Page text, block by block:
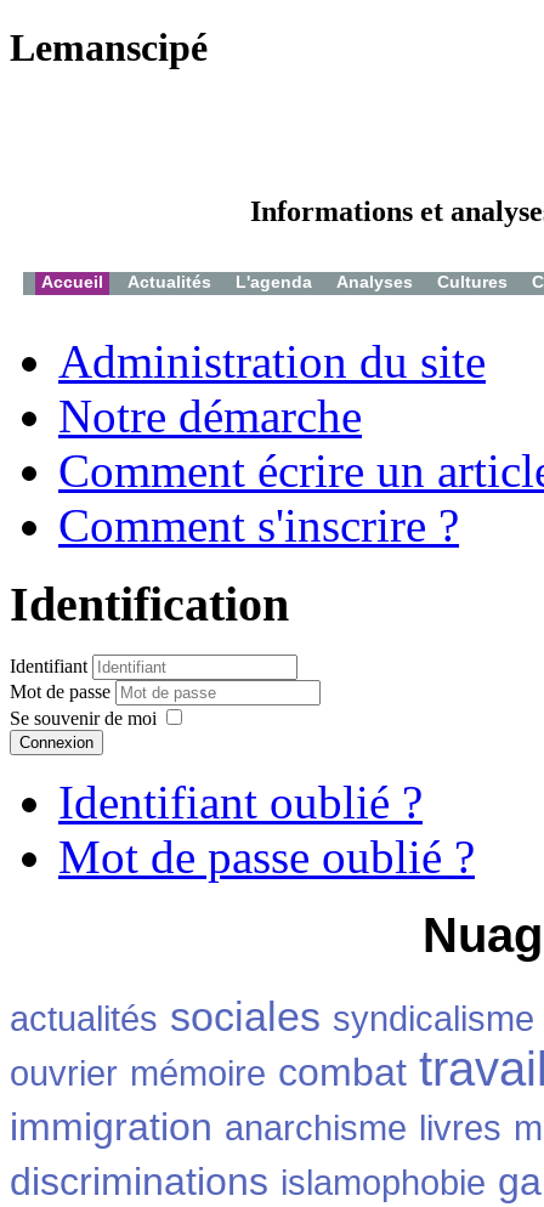
Lemanscipé
Informations et
Accueil Actualités L'agenda Analyses Cultures
Administration du site
Notre démarche
Comment écrire un
Comment s'inscrire ?
Identification
Identifiant
Mot de passe
Se souvenir de moi
Connexion
Identifiant oublié ?
Mot de passe oublié ?
actualités sociales syndicalisme
ouvrier mémoire combat
immigration anarchisme livres
discriminations islamophobie